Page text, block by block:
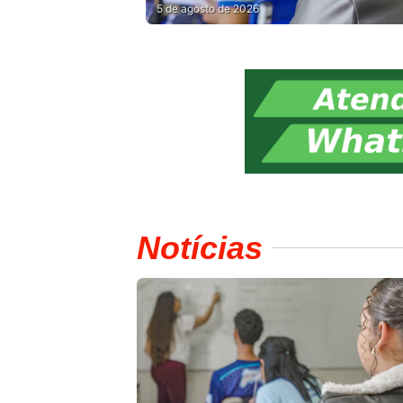
5 de agosto de 2026
Notícias